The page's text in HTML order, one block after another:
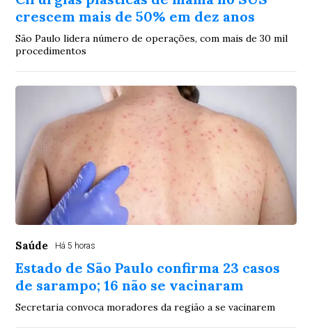
crescem mais de 50% em dez anos
São Paulo lidera número de operações, com mais de 30 mil
procedimentos
Saúde Há 5 horas
Estado de São Paulo confirma 23 casos
de sarampo; 16 não se vacinaram
Secretaria convoca moradores da região a se vacinarem